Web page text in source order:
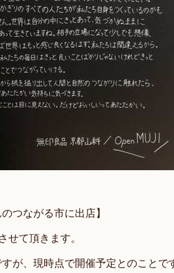
つながる市に出店】
せて頂きます。
が、現時点で開催予定とのことで